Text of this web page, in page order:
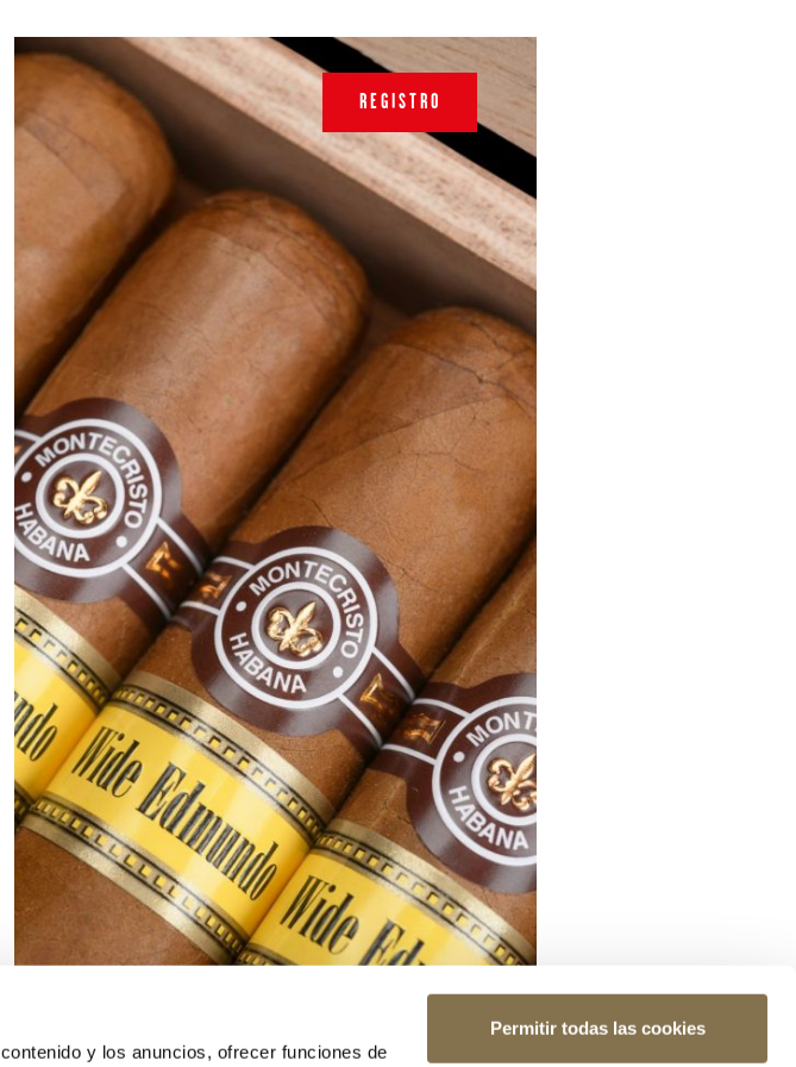
y los anuncios, ofrecer funciones de
Permitir todas las cookies
REGISTRO